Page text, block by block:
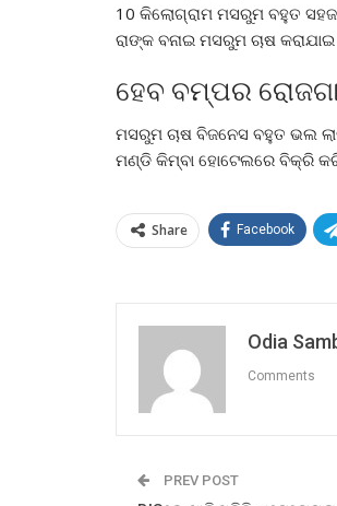
10 କିଲୋଗ୍ରାମ ମସରୁମ ବହୁତ
ରାଙ୍କ ବନାଇ ମସରୁମ ଚାଷ କରାଯାଇ
ହେବ ବମ୍ପର
ମସରୁମ ଚାଷ ବିଜନେସ ବହୁତ ଭଲ
ମଣ୍ଡି କିମ୍ବା ହୋଟେଲରେ ବିକ୍ରି
Share Facebook
Odia
Comments
PREV POST